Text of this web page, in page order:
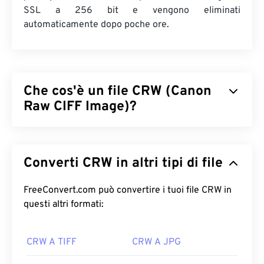
SSL a 256 bit e vengono eliminati
automaticamente dopo poche ore.
Che cos'è un file CRW (Canon
Raw CIFF Image)?
vecchia generazione. (Le fotocamere digitali Canon
struttura, il CRW è simile al formato di file TIFF. Il
vantaggio di un CRW è che si tratta di un'immagine
saperne di più sui dettagli tecnici del CRW, il
Converti CRW in altri tipi di file
FreeConvert.com può convertire i tuoi file CRW in
questi altri formati:
CRW A TIFF CRW A JPG